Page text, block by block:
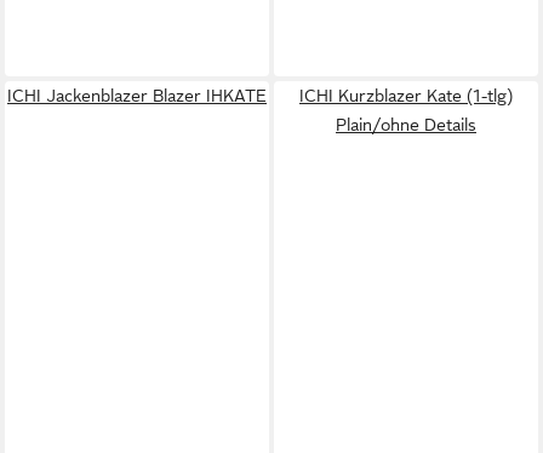
ICHI Jackenblazer Blazer IHKATE
ICHI Kurzblazer Kate (1-tlg)
Plain/ohne Details